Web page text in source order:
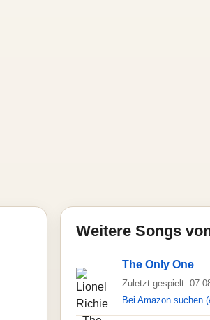
Weitere Songs
The Only One
Zuletzt gespielt:
Bei Amazon suchen